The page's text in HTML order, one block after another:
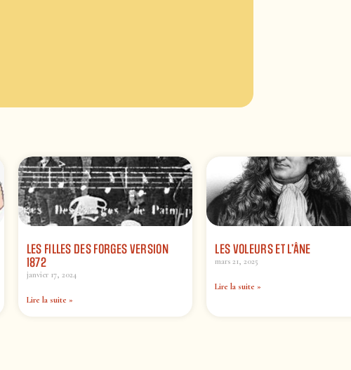
LES FILLES DES FORGES VERSION
1872
janvier 17, 2024
Lire la suite »
LES VOLEURS ET L’ÂNE
mars 21, 2025
Lire la suite »